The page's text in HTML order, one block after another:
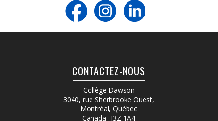
CONTACTEZ-NOUS
Collège Dawson
3040, rue Sherbrooke Ouest,
Montréal, Québec
Canada H3Z 1A4